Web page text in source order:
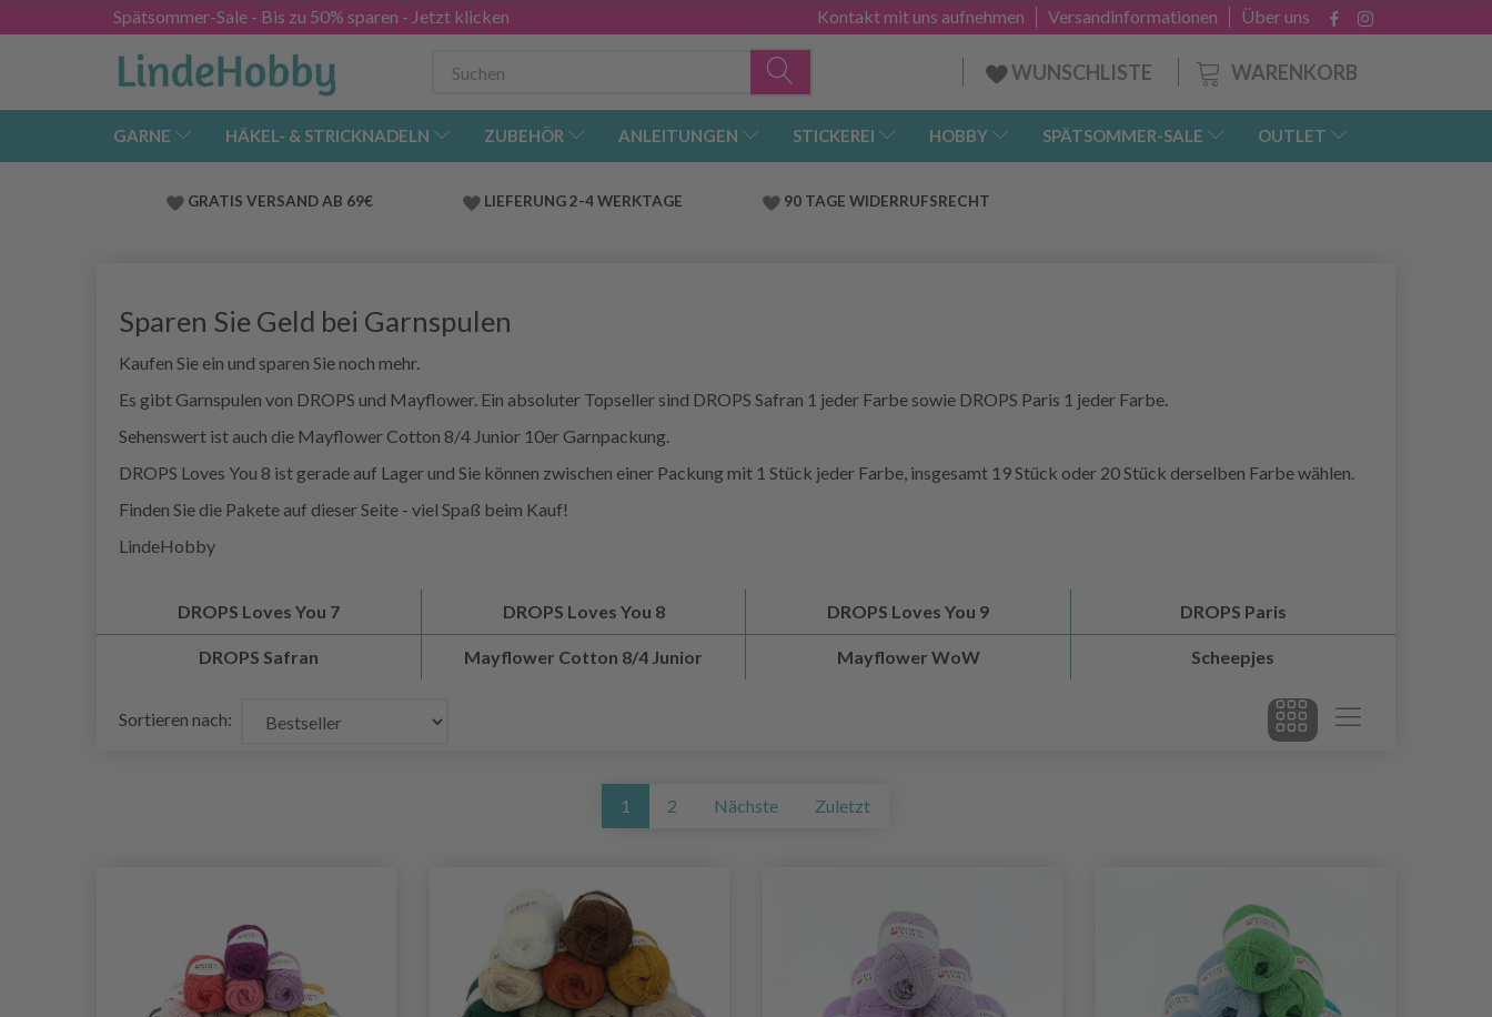
Spätsommer-Sale - Bis zu 50% sparen - Jetzt klicken Über uns
Versandinformationen
Kontakt mit uns aufnehmen
WARENKORB
WUNSCHLISTE
GARNE HÄKEL- & STRICKNADELN ZUBEHÖR ANLEITUNGEN STICKEREI HOBBY SPÄTSOMMER-SALE OUTLET
GRATIS VERSAND AB 69€ LIEFERUNG 2-4 WERKTAGE 90 TAGE WIDERRUFSRECHT
Sparen Sie Geld bei Garnspulen
Kaufen Sie ein und sparen Sie noch mehr.
Es gibt Garnspulen von DROPS und Mayflower. Ein absoluter Topseller sind DROPS Safran 1 jeder Farbe sowie DROPS Paris 1 jeder Farbe.
Sehenswert ist auch die Mayflower Cotton 8/4 Junior 10er Garnpackung.
DROPS Loves You 8 ist gerade auf Lager und Sie können zwischen einer Packung mit 1 Stück jeder Farbe, insgesamt 19 Stück oder 20 Stück derselben Farbe wählen.
Finden Sie die Pakete auf dieser Seite - viel Spaß beim Kauf!
LindeHobby
DROPS Loves You 7 DROPS Loves You 8 DROPS Loves You 9 DROPS Paris
DROPS Safran Mayflower Cotton 8/4 Junior Mayflower WoW Scheepjes
Sortieren nach:
1 2 Nächste Zuletzt